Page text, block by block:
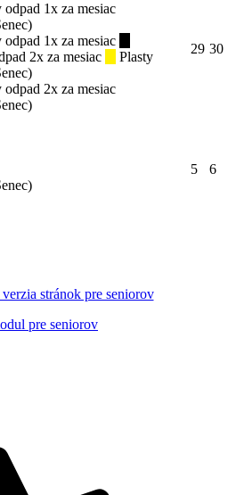
1x za mesiac
1x za mesiac
2x za mesiac
Plasty
2x za mesiac
29 30
5 6
stránok pre seniorov